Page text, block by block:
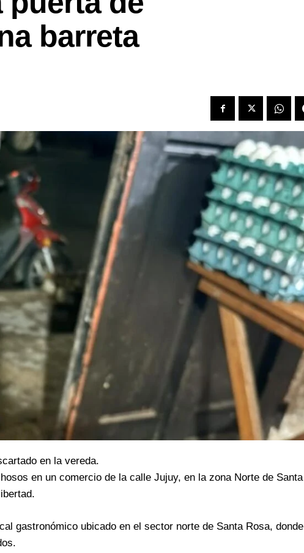
barreta
en la vereda.
en un comercio de la calle Jujuy, en la zona Norte de Santa
gastronómico ubicado en el sector norte de Santa Rosa, donde